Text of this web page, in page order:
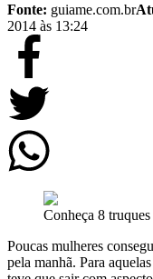
Fonte: guiame.com.br
2014 às 13:24
Conheça 8
Poucas mulheres
pela manhã. Para